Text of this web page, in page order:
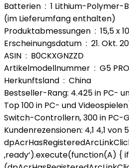
Batterien ‏ : ‎ 1 Lithium-Polymer-Batterien erforderlich.
(im Lieferumfang enthalten)
Erscheinungsdatum ‏ : ‎ 21.
ASIN ‏ : ‎ B0CKXGNZZD
Artikelmodellnummer ‏ : ‎ G5 PRO
Herkunftsland ‏ : ‎ China
Bestseller-Rang: 4.425 in PC-
Top 100 in PC- und
Switch-Controllern, 300 in PC-
Kundenrezensionen: 4,1 4,1 von
‚ready‘).execute(function(A) { if